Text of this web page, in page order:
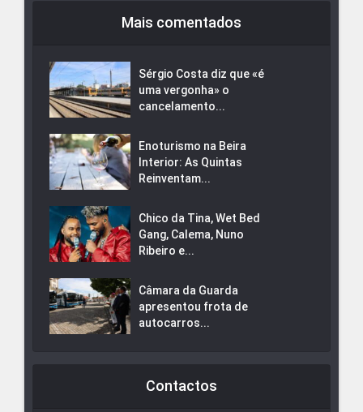
Mais comentados
Sérgio Costa diz que «é
uma vergonha» o
cancelamento...
Enoturismo na Beira
Interior: As Quintas
Reinventam...
Chico da Tina, Wet Bed
Gang, Calema, Nuno
Ribeiro e...
Câmara da Guarda
apresentou frota de
autocarros...
Contactos